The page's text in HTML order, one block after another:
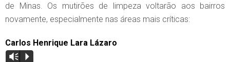
de Minas. Os mutirões de limpeza voltarão aos bairros
novamente, especialmente nas áreas mais críticas:
Carlos Henrique Lara Lázaro
Vm P